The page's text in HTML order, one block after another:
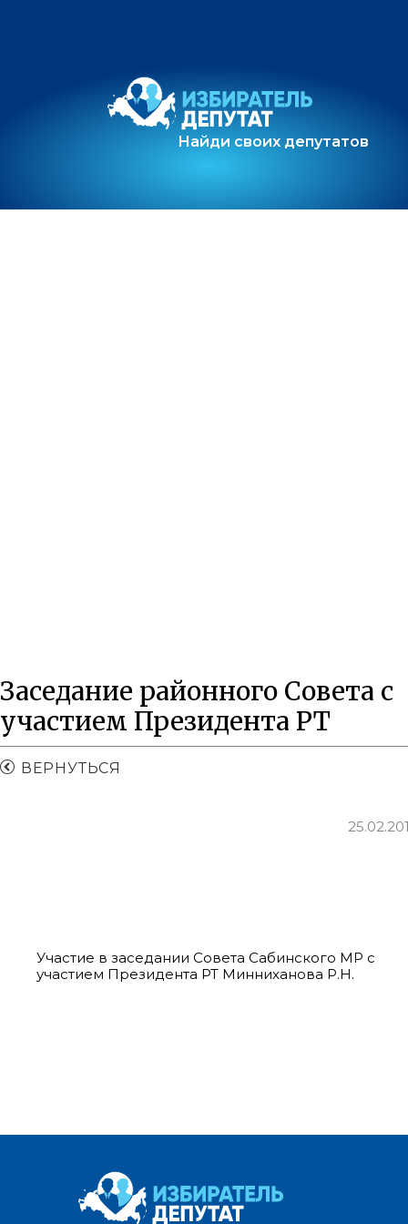
Найди своих депутатов
Заседание районного Совета с
участием Президента РТ
ВЕРНУТЬСЯ
Участие в заседании Совета Сабинского МР с
участием Президента РТ Минниханова Р.Н.